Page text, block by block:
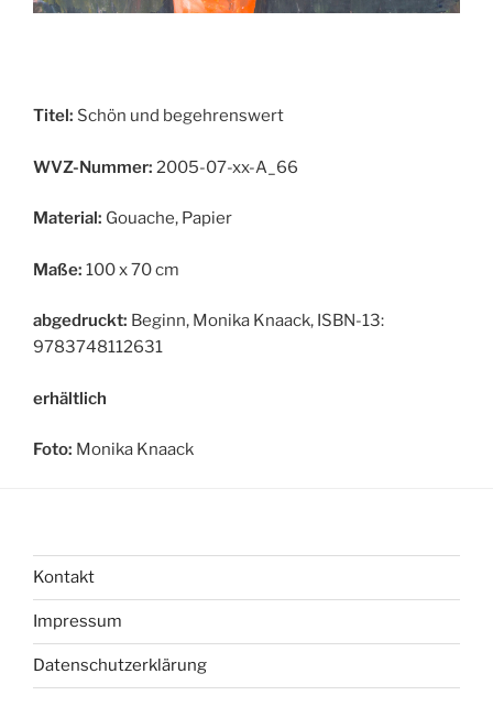
Titel: Schön und begehrenswert
WVZ-Nummer: 2005-07-xx-A_66
Material: Gouache, Papier
Maße: 100 x 70 cm
abgedruckt: Beginn, Monika Knaack, ISBN-13:
9783748112631
erhältlich
Foto: Monika Knaack
Kontakt
Impressum
Datenschutzerklärung